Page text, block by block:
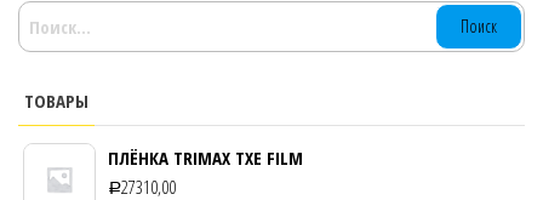
НАЙТИ:
ТОВАРЫ
ПЛЁНКА TRIMAX TXE FILM
Р27310,00